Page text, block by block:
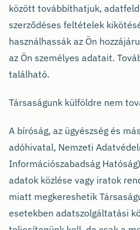
között továbbíthatjuk,
szerződéses feltételek
használhassák az Ön
az Ön személyes adatait.
található.
Társaságunk külföldre nem
A bíróság, az ügyészség és
adóhivatal, Nemzeti
Információszabadság
adatok közlése vagy iratok
miatt megkereshetik
esetekben adatszolgáltatási